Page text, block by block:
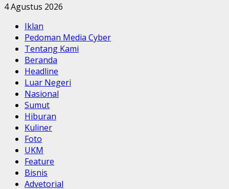
4 Agustus 2026
Iklan
Pedoman Media Cyber
Tentang Kami
Beranda
Headline
Luar Negeri
Nasional
Sumut
Hiburan
Kuliner
Foto
UKM
Feature
Bisnis
Advetorial